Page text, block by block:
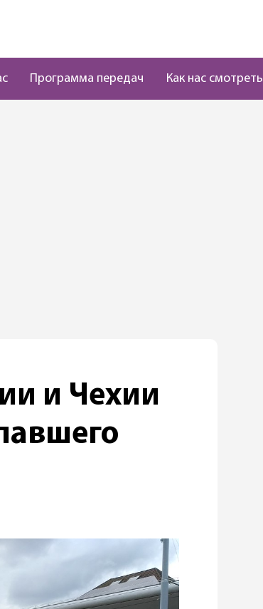
Программа передач Как нас смотреть
и Чехии